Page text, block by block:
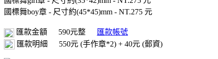
國標舞boy章 - 尺寸約(45*45)mm - NT.275 元
匯款金額 590元整
匯款帳號
匯款明細
550元 (手作章*2) + 40元 (郵資)